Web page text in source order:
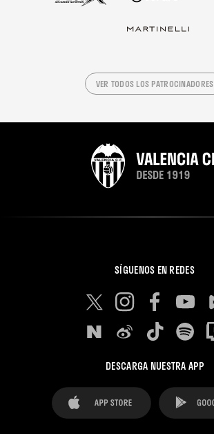
VER TODOS LOS PATROCINADORES
SÍGUENOS EN REDES
DESCARGA NUESTRA APP